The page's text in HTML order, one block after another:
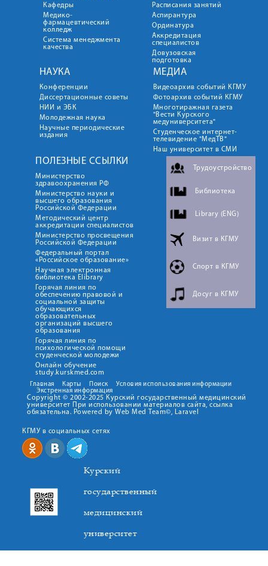
Кафедры
Медико-
фармацевтический
колледж
Система менеджмента
качества
Расписания занятий
Аспирантура
Ординатура
Аккредитация
специалистов
Довузовская
подготовка
НАУКА
Конференции
Диссертационные советы
НИИ и ЭБК
Молодежная наука
Научные периодические
издания
МЕДИА
Видеоархив событий КГМУ
Фотоархив событий КГМУ
Многотиражная газета
"Вести Курского
медуниверситета"
Студенческое интернет-
телевидение "МедТВ"
Наш университет в СМИ
ПОЛЕЗНЫЕ ССЫЛКИ
Министерство
здравоохранения РФ
Министерство науки и
высшего образования
Российской Федерации
Методический центр
аккредитации специалистов
Министерство просвещения
Российской Федерации
Федеральный портал
«Российское образование»
Научная электронная
библиотека Elibrary
Горячая линия по
обеспечению правовой и
социальной защиты
обучающихся
образовательных
организаций высшего
образования
Горячая линия по
психологической помощи
студенческой молодежи
Онлайн обучение
study.kurskmed.com
Трудоустройство
Библиотека
Library (ENG)
Визит в КГМУ
Спорт в КГМУ
Досуг в КГМУ
Главная Карты Поиск
Условия использования информации
Экстренная информация
Copyright © 2002-2025 Курский государственный медицинский
университет При использовании материалов сайта, ссылка
обязательна. Powered by Web Med Team©, Laravel
КГМУ в социальных сетях
Курский
государственный
медицинский
университет